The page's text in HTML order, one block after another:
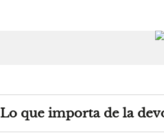
Lo que importa de la